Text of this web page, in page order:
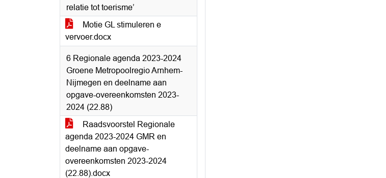
relatie tot toerisme’
Motie GL stimuleren e
vervoer.docx
6 Regionale agenda 2023-2024
Groene Metropoolregio Arnhem-
Nijmegen en deelname aan
opgave-overeenkomsten 2023-
2024 (22.88)
Raadsvoorstel Regionale
agenda 2023-2024 GMR en
deelname aan opgave-
overeenkomsten 2023-2024
(22.88).docx